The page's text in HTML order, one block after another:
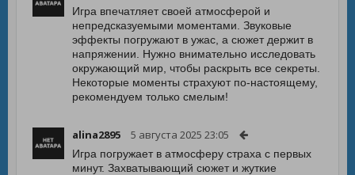
Игра впечатляет своей атмосферой и
непредсказуемыми моментами. Звуковые
эффекты погружают в ужас, а сюжет держит в
напряжении. Нужно внимательно исследовать
окружающий мир, чтобы раскрыть все секреты.
Некоторые моменты страхуют по-настоящему,
рекомендуем только смелым!
alina2895 5 августа 2025 23:05
Игра погружает в атмосферу страха с первых
минут. Захватывающий сюжет и жуткие